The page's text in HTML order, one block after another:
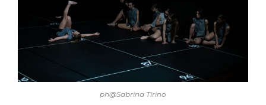
ph@Sabrina Tirino